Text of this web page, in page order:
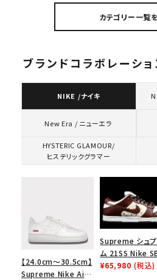
カテゴリー一覧
ブランドコラボレーシ
NIKE /ナイキ
New Era / ニューエラ
HYSTERIC GLAMOUR/
ヒステリックグラマー
【24.0cm～30.5cm】
Supreme Nike Air
Supreme シュ
ム 21SS Nike
Dunk Low ナイ
¥65,980 (税込)